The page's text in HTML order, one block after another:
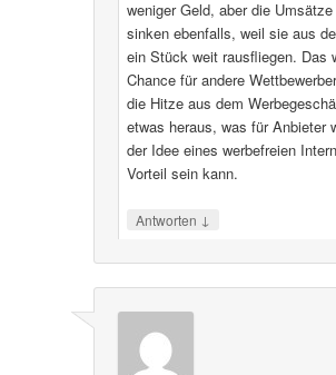
weniger Geld, aber die
sinken ebenfalls, weil sie aus
ein Stück weit rausfliegen. Das
Chance für andere
die Hitze aus dem
etwas heraus, was für Anbieter
der Idee eines werbefreien
Vorteil sein kann.
Antworten ↓